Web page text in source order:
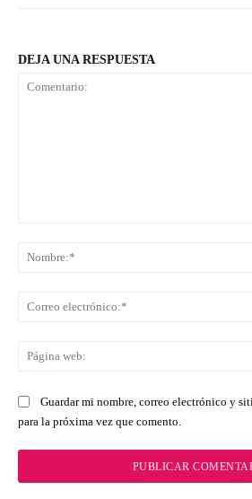
DEJA UNA RESPUESTA
Guardar mi nombre, correo electrónico y
para la próxima vez que comento.